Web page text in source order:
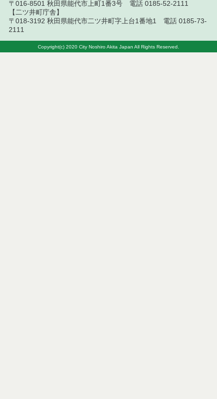
令和８年７月１０日執行 委託・賃貸借等入札結果
結果
〒016-8501 秋田県能代市上町1番3号 電話 0185-52-2111
【二ツ井町庁舎】
〒018-3192 秋田県能代市二ツ井町字上台1番地1 電話 0185-73-
2111
Copyright(c) 2020 City Noshiro Akita Japan All Rights Reserved.